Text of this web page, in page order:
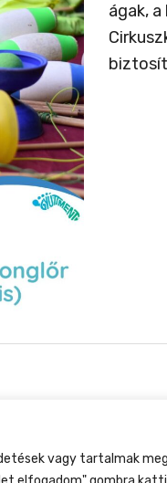
vagy tartalmak
ágak,
Gyüttment